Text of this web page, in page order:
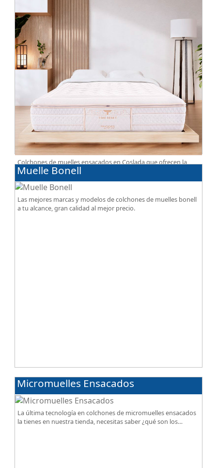
Colchones de muelles ensacados en Coslada que ofrecen la
perfecta combinación de firmeza, confort, transpiración, con
acabados premium de alta gama.
Muelle Bonell
Las mejores marcas y modelos de colchones de muelles bonell
a tu alcance, gran calidad al mejor precio.
Micromuelles Ensacados
La última tecnología en colchones de micromuelles ensacados
la tienes en nuestra tienda, necesitas saber ¿qué son los